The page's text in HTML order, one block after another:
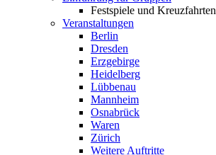
Festspiele und Kreuzfahrten
Veranstaltungen
Berlin
Dresden
Erzgebirge
Heidelberg
Lübbenau
Mannheim
Osnabrück
Waren
Zürich
Weitere Auftritte